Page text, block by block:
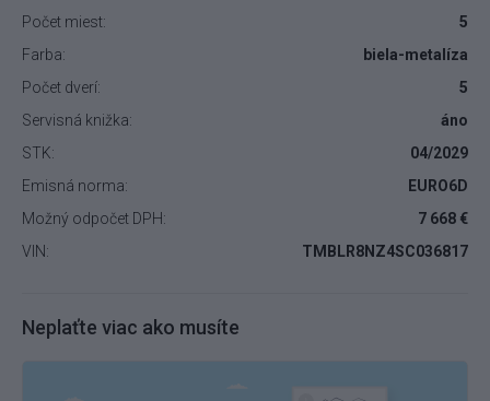
Počet miest:
5
Farba:
biela-metalíza
Počet dverí:
5
Servisná knižka:
áno
STK:
04/2029
Emisná norma:
EURO6D
Možný odpočet DPH:
7 668 €
VIN:
TMBLR8NZ4SC036817
Neplaťte viac ako musíte